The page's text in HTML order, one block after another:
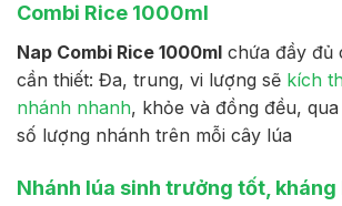
Combi Rice 1000ml
Nap Combi Rice 1000ml chứa đầy đủ
cần thiết: Đa, trung, vi lượng sẽ kích
nhánh nhanh, khỏe và đồng đều,
số lượng nhánh trên mỗi cây lúa
Nhánh lúa sinh trưởng tốt, kháng